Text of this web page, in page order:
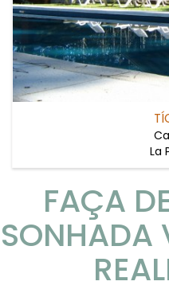
La
FAÇA
SONHADA